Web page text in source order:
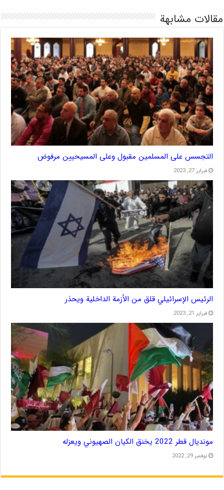
مقالات مشابهة
التجسس على المسلمين مقبول وعلى المسيحيين مرفوض
فبراير 27, 2023
الرئيس الإسرائيلي قلق من الأزمة الداخلية ويحذر
فبراير 21, 2023
مونديال قطر 2022 يخنق الكيان الصهيوني ويعزله
نوفمبر 29, 2022